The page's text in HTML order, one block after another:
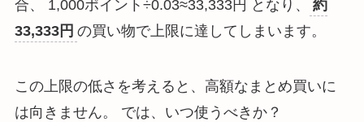
合、 1,000ポイント÷0.03≈33,333円 となり、
約
33,333円 の買い物で上限に達してしまいます。
この上限の低さを考えると、高額なまとめ買いに
は向きません。 では、いつ使うべきか？